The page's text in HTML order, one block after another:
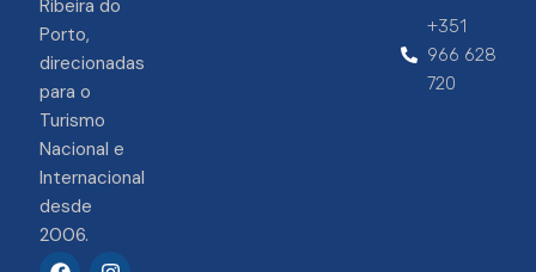
Ribeira do
Porto,
direcionadas
para o
Turismo
Nacional e
Internacional
desde
2006.
F I
+351
966 628
720